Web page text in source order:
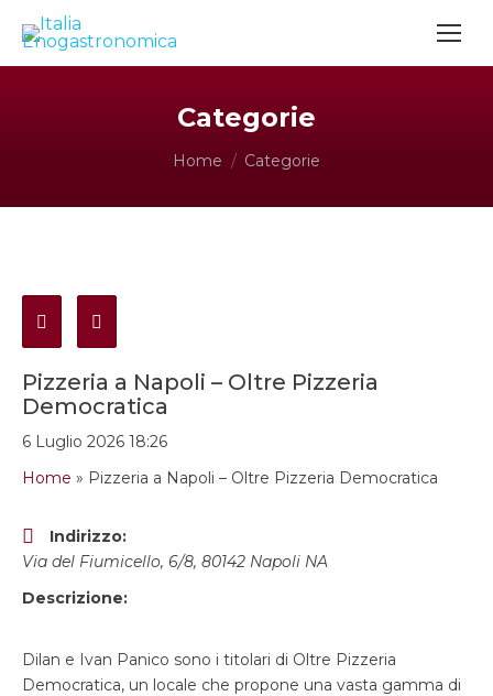
Categorie
Tu sei qui:
Home Categorie
Pizzeria a Napoli – Oltre Pizzeria
Democratica
6 Luglio 2026 18:26
Home » Pizzeria a Napoli – Oltre Pizzeria Democratica
Indirizzo:
Via del Fiumicello, 6/8, 80142 Napoli NA
Descrizione:
Dilan e Ivan Panico sono i titolari di Oltre Pizzeria
Democratica, un locale che propone una vasta gamma di